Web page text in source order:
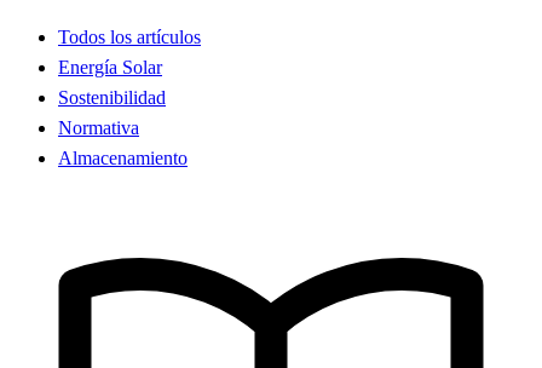
Todos los artículos
Energía Solar
Sostenibilidad
Normativa
Almacenamiento